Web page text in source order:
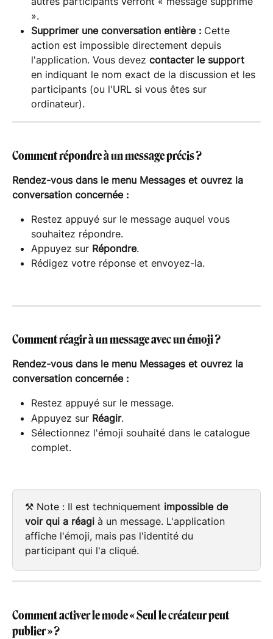
».
Supprimer une conversation entière : Cette
action est impossible directement depuis
l'application. Vous devez contacter le support
en indiquant le nom exact de la discussion et les
participants (ou l'URL si vous êtes sur
ordinateur).
Comment répondre à un message précis ?
Rendez-vous dans le menu Messages et ouvrez la
conversation concernée :
Restez appuyé sur le message auquel vous
souhaitez répondre.
Appuyez sur Répondre.
Rédigez votre réponse et envoyez-la.
Comment réagir à un message avec un émoji ?
Rendez-vous dans le menu Messages et ouvrez la
conversation concernée :
Restez appuyé sur le message.
Appuyez sur Réagir.
Sélectionnez l'émoji souhaité dans le catalogue
complet.
⚒️ Note : Il est techniquement impossible de
voir qui a réagi à un message. L'application
affiche l'émoji, mais pas l'identité du
participant qui l'a cliqué.
Comment activer le mode « Seul le créateur peut
publier » ?